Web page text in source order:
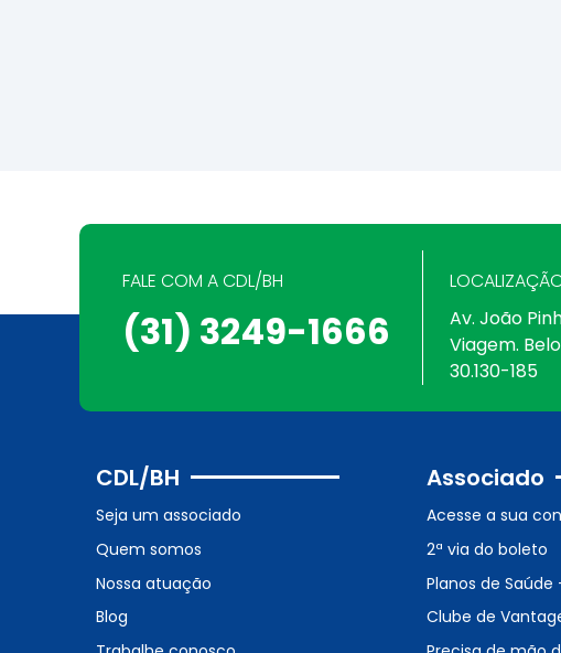
FALE COM A CDL/BH
(31) 3249-1666
Av. João
Viagem.
30.130-185
CDL/BH
Seja um associado
Quem somos
Nossa atuação
Blog
Associado
Acesse a sua
2ª via do boleto
Planos de Saúde
Clube de